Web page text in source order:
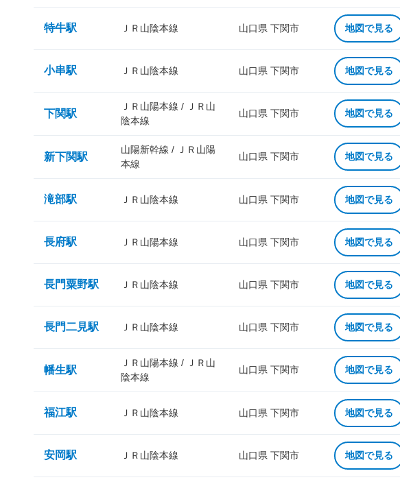
特牛駅 ＪＲ山陰本線 山口県 下関市 地図で見る
小串駅 ＪＲ山陰本線 山口県 下関市 地図で見る
下関駅
ＪＲ山陽本線 / ＪＲ山
陰本線
山口県 下関市 地図で見る
新下関駅
山陽新幹線 / ＪＲ山陽
本線
山口県 下関市 地図で見る
滝部駅 ＪＲ山陰本線 山口県 下関市 地図で見る
長府駅 ＪＲ山陽本線 山口県 下関市 地図で見る
長門粟野駅 ＪＲ山陰本線 山口県 下関市 地図で見る
長門二見駅 ＪＲ山陰本線 山口県 下関市 地図で見る
幡生駅
ＪＲ山陽本線 / ＪＲ山
陰本線
山口県 下関市 地図で見る
福江駅 ＪＲ山陰本線 山口県 下関市 地図で見る
安岡駅 ＪＲ山陰本線 山口県 下関市 地図で見る